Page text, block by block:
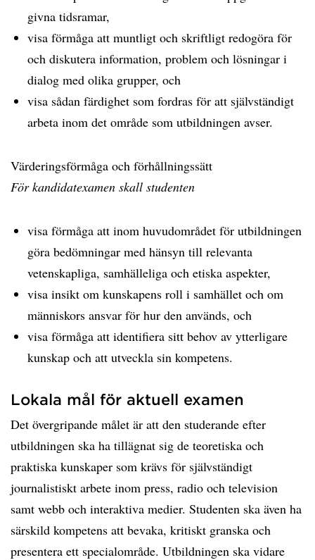
givna tidsramar,
visa förmåga att muntligt och skriftligt redogöra för
och diskutera information, problem och lösningar i
dialog med olika grupper, och
visa sådan färdighet som fordras för att självständigt
arbeta inom det område som utbildningen avser.
Värderingsförmåga och förhållningssätt
För kandidatexamen skall studenten
visa förmåga att inom huvudområdet för utbildningen
göra bedömningar med hänsyn till relevanta
vetenskapliga, samhälleliga och etiska aspekter,
visa insikt om kunskapens roll i samhället och om
människors ansvar för hur den används, och
visa förmåga att identifiera sitt behov av ytterligare
kunskap och att utveckla sin kompetens.
Lokala mål för aktuell examen
Det övergripande målet är att den studerande efter
utbildningen ska ha tillägnat sig de teoretiska och
praktiska kunskaper som krävs för självständigt
journalistiskt arbete inom press, radio och television
samt webb och interaktiva medier. Studenten ska även ha
särskild kompetens att bevaka, kritiskt granska och
presentera ett specialområde. Utbildningen ska vidare